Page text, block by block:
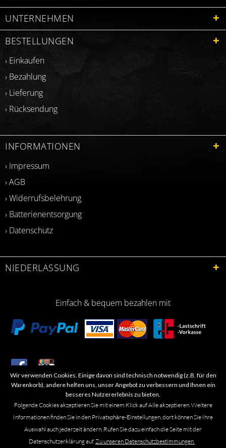
010-02904-11
UNTERNEHMEN
BESTELLUNGEN
› Einkaufen
› Bezahlung
› Lieferung
› Rücksendung
INFORMATIONEN
› Impressum
› AGB
› Widerrufsbelehrung
› Batterienentsorgung
› Datenschutz
NIEDERLASSUNG
Einfach & bequem bezahlen mit
​Letzte Aktualisierung: 06.2026
Marken- oder Warenzeichen werden in der Regel nicht als solche kenntlich
gemacht. Das Fehlen einer solchen Kennzeichnung bedeutet nicht, dass es
Wir verwenden Cookies. Einige davon sind technisch notwendig (z.B. für den
Warenkorb), andere helfen uns, unser Angebot zu verbessern und Ihnen ein
besseres Nutzererlebnis zu bieten.
Folgende Cookies akzeptieren Sie mit einem Klick auf Alle akzeptieren. Weitere
Informationen finden Sie in den Privatsphäre-Einstellungen, dort können Sie Ihre
Auswahl auch jederzeit ändern. Rufen Sie dazu einfach die Seite mit der
Datenschutzerklärung auf.Zu unseren Datenschutzbestimmungen.